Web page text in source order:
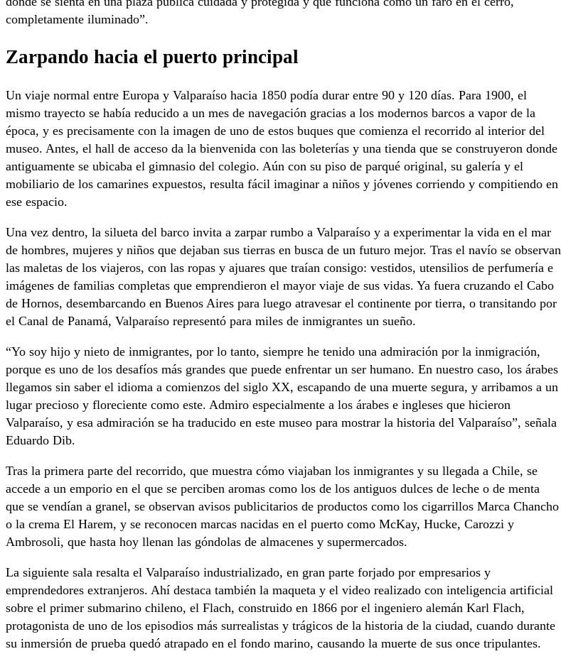
completamente iluminado”.
Zarpando hacia el puerto principal
Un viaje normal entre Europa y Valparaíso hacia 1850 podía durar entre 90 y 120 días. Para 1900, el
mismo trayecto se había reducido a un mes de navegación gracias a los modernos barcos a vapor de la
época, y es precisamente con la imagen de uno de estos buques que comienza el recorrido al interior del
museo. Antes, el hall de acceso da la bienvenida con las boleterías y una tienda que se construyeron donde
antiguamente se ubicaba el gimnasio del colegio. Aún con su piso de parqué original, su galería y el
mobiliario de los camarines expuestos, resulta fácil imaginar a niños y jóvenes corriendo y compitiendo en
ese espacio.
Una vez dentro, la silueta del barco invita a zarpar rumbo a Valparaíso y a experimentar la vida en el mar
de hombres, mujeres y niños que dejaban sus tierras en busca de un futuro mejor. Tras el navío se observan
las maletas de los viajeros, con las ropas y ajuares que traían consigo: vestidos, utensilios de perfumería e
imágenes de familias completas que emprendieron el mayor viaje de sus vidas. Ya fuera cruzando el Cabo
de Hornos, desembarcando en Buenos Aires para luego atravesar el continente por tierra, o transitando por
el Canal de Panamá, Valparaíso representó para miles de inmigrantes un sueño.
“Yo soy hijo y nieto de inmigrantes, por lo tanto, siempre he tenido una admiración por la inmigración,
porque es uno de los desafíos más grandes que puede enfrentar un ser humano. En nuestro caso, los árabes
llegamos sin saber el idioma a comienzos del siglo XX, escapando de una muerte segura, y arribamos a un
lugar precioso y floreciente como este. Admiro especialmente a los árabes e ingleses que hicieron
Valparaíso, y esa admiración se ha traducido en este museo para mostrar la historia del Valparaíso”, señala
Eduardo Dib.
Tras la primera parte del recorrido, que muestra cómo viajaban los inmigrantes y su llegada a Chile, se
accede a un emporio en el que se perciben aromas como los de los antiguos dulces de leche o de menta
que se vendían a granel, se observan avisos publicitarios de productos como los cigarrillos Marca Chancho
o la crema El Harem, y se reconocen marcas nacidas en el puerto como McKay, Hucke, Carozzi y
Ambrosoli, que hasta hoy llenan las góndolas de almacenes y supermercados.
La siguiente sala resalta el Valparaíso industrializado, en gran parte forjado por empresarios y
emprendedores extranjeros. Ahí destaca también la maqueta y el video realizado con inteligencia artificial
sobre el primer submarino chileno, el Flach, construido en 1866 por el ingeniero alemán Karl Flach,
protagonista de uno de los episodios más surrealistas y trágicos de la historia de la ciudad, cuando durante
su inmersión de prueba quedó atrapado en el fondo marino, causando la muerte de sus once tripulantes.